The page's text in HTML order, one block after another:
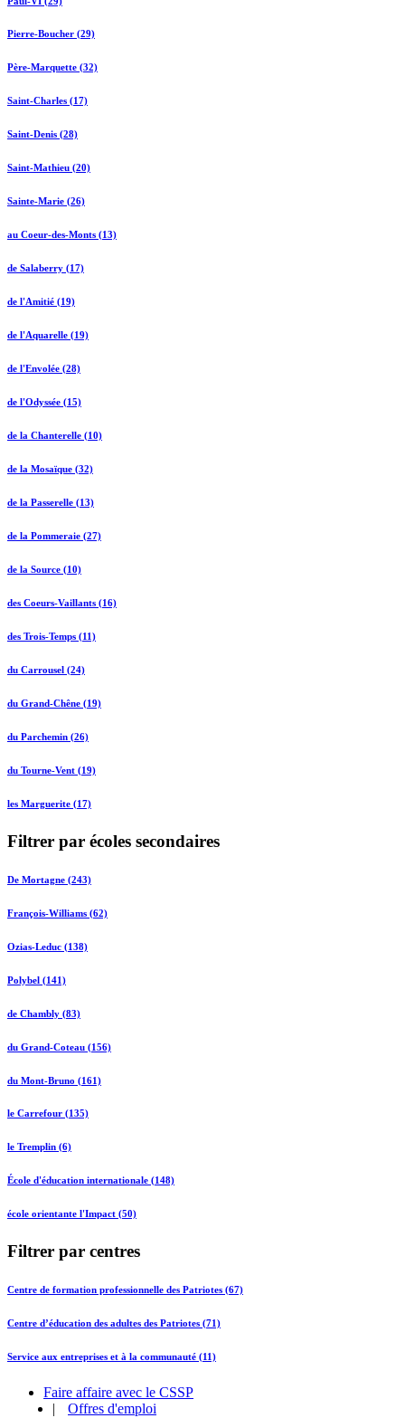
Pierre-Boucher (29)
Père-Marquette (32)
Saint-Charles (17)
Saint-Denis (28)
Saint-Mathieu (20)
Sainte-Marie (26)
au Coeur-des-Monts (13)
de Salaberry (17)
de l'Amitié (19)
de l'Aquarelle (19)
de l'Envolée (28)
de l'Odyssée (15)
de la Chanterelle (10)
de la Mosaïque (32)
de la Passerelle (13)
de la Pommeraie (27)
de la Source (10)
des Coeurs-Vaillants (16)
des Trois-Temps (11)
du Carrousel (24)
du Grand-Chêne (19)
du Parchemin (26)
du Tourne-Vent (19)
les Marguerite (17)
Filtrer par écoles secondaires
De Mortagne (243)
François-Williams (62)
Ozias-Leduc (138)
Polybel (141)
de Chambly (83)
du Grand-Coteau (156)
du Mont-Bruno (161)
le Carrefour (135)
le Tremplin (6)
École d'éducation internationale (148)
école orientante l'Impact (50)
Filtrer par centres
Centre de formation professionnelle des Patriotes (67)
Centre d’éducation des adultes des Patriotes (71)
Service aux entreprises et à la communauté (11)
Faire affaire avec le CSSP
|
Offres d'emploi